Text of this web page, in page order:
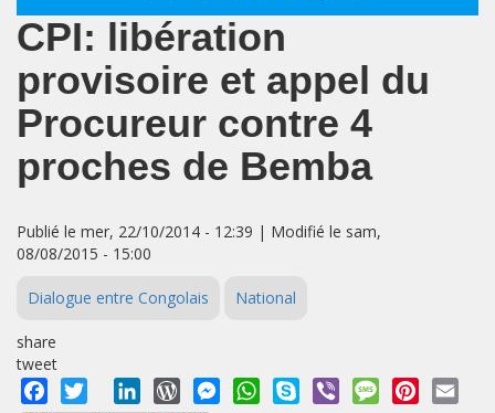
CPI: libération
provisoire et appel du
Procureur contre 4
proches de Bemba
Publié le mer, 22/10/2014 - 12:39 | Modifié le sam,
08/08/2015 - 15:00
Dialogue entre Congolais National
share
tweet
Facebook
Twitter LinkedInWordPressMessengerWhatsApp
Skype Viber MessagePinterest